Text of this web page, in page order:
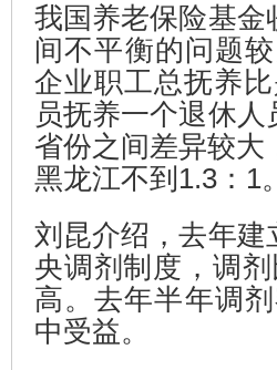
我国养老保险基金
间不平衡的问题
企业职工总抚养
员抚养一个退休
省份之间差异较大
黑龙江不到1.3：1。
刘昆介绍，去年建
央调剂制度，调
高。去年半年调
中受益。